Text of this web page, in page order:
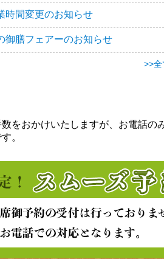
時間変更のお知らせ
御膳フェアーのお知らせ
>>
をおかけいたしますが、お電話の
。